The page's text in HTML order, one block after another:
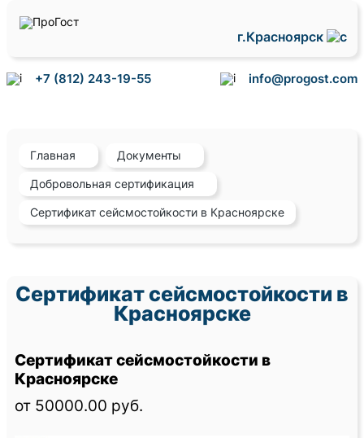
г.Красноярск
+7 (812) 243-19-55 info@progost.com
Главная Документы
Добровольная сертификация
Сертификат сейсмостойкости в Красноярске
Сертификат сейсмостойкости в
Красноярске
Сертификат сейсмостойкости в
Красноярске
от 50000.00 руб.